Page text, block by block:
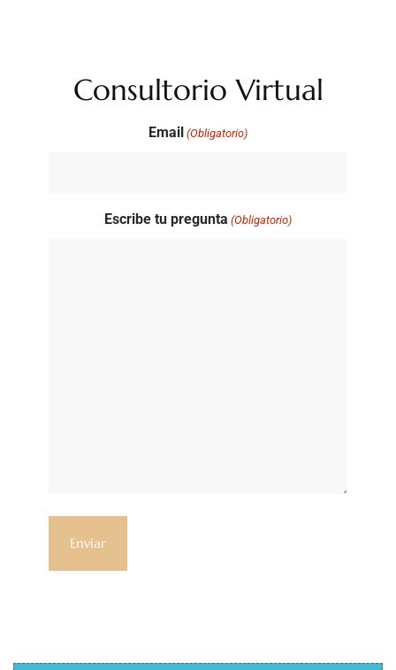
Consultorio Virtual
Email (Obligatorio)
Escribe tu pregunta (Obligatorio)